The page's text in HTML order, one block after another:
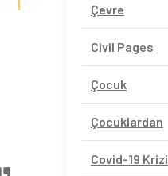
Çevre
Civil Pages
Çocuk
Çocuklardan
Covid-19 Krizi